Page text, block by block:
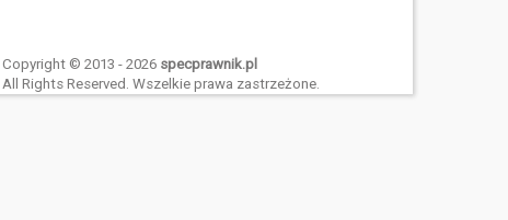
Copyright © 2013 - 2026 specprawnik.pl
All Rights Reserved. Wszelkie prawa zastrzeżone.